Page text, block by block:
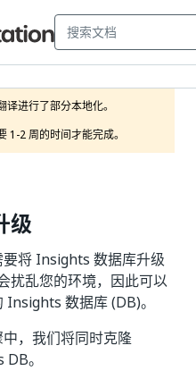
进行了部分本地化。
1-2 周的时间才能完成。
级
将 Insights 数据库升级
扰乱您的环境，因此可以
数据库 (DB)。
，我们将同时克隆
。